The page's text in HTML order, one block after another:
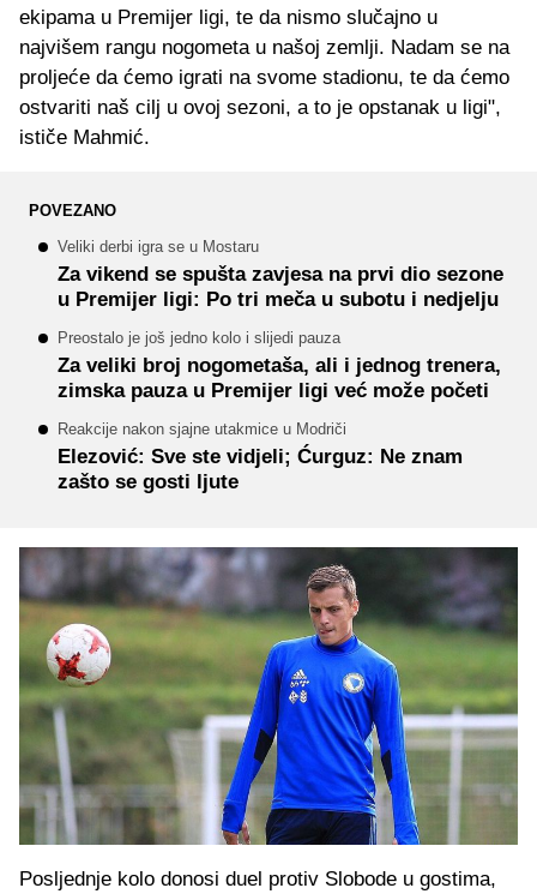
ekipama u Premijer ligi, te da nismo slučajno u
najvišem rangu nogometa u našoj zemlji. Nadam se na
proljeće da ćemo igrati na svome stadionu, te da ćemo
ostvariti naš cilj u ovoj sezoni, a to je opstanak u ligi",
ističe Mahmić.
POVEZANO
Veliki derbi igra se u Mostaru
Za vikend se spušta zavjesa na prvi dio sezone
u Premijer ligi: Po tri meča u subotu i nedjelju
Preostalo je još jedno kolo i slijedi pauza
Za veliki broj nogometaša, ali i jednog trenera,
zimska pauza u Premijer ligi već može početi
Reakcije nakon sjajne utakmice u Modriči
Elezović: Sve ste vidjeli; Ćurguz: Ne znam
zašto se gosti ljute
Posljednje kolo donosi duel protiv Slobode u gostima,